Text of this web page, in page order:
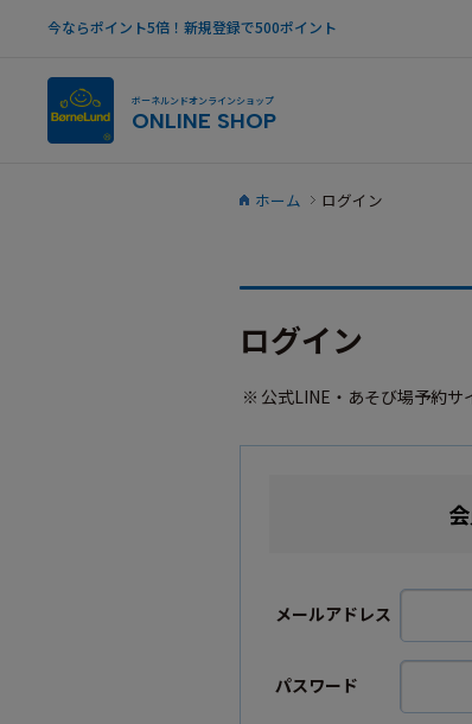
今ならポイント5倍！新規登録で500ポイント
ボーネルンドオンラインショップ
ONLINE SHOP
ホーム ログイン
ログイン
公式LINE・あそび場予約サ
メールアドレス
パスワード